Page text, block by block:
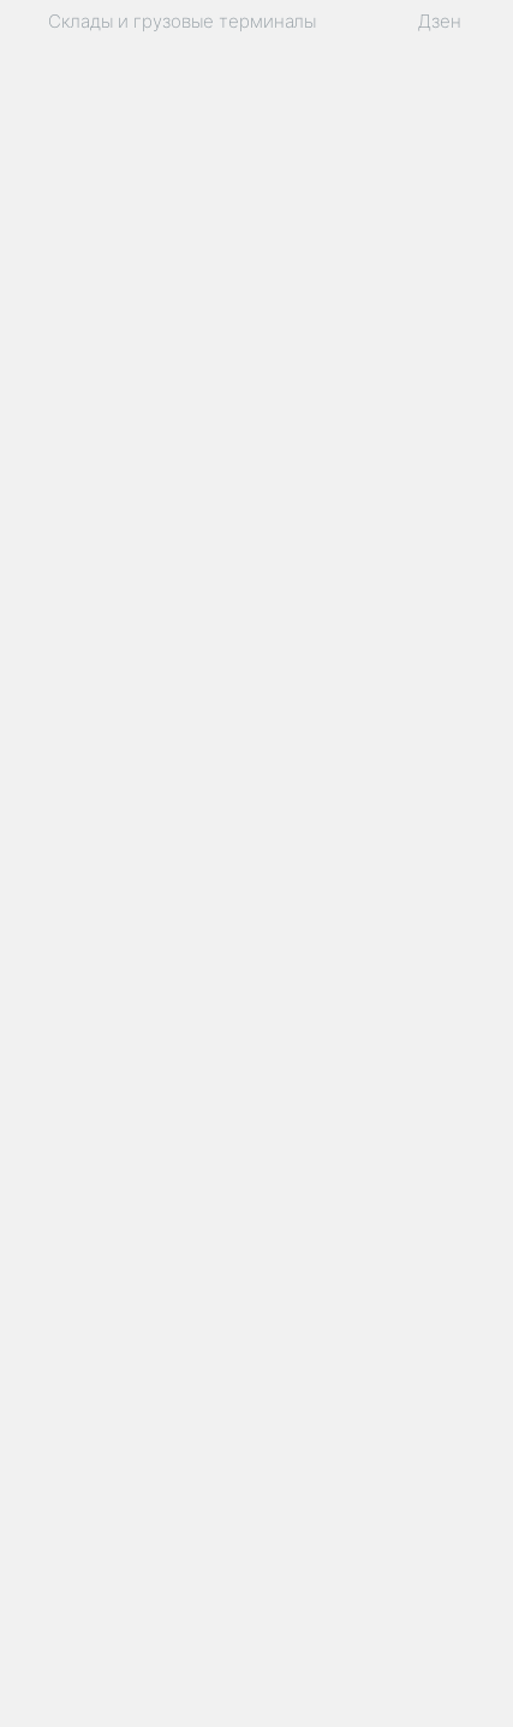
Склады и грузовые терминалы Дзен